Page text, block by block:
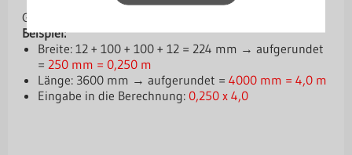
Gesamtlänge auf volle Meter aufrunden.
Beispiel:
Breite: 12 + 100 + 100 + 12 = 224 mm → aufgerundet
= 250 mm = 0,250 m
Länge: 3600 mm → aufgerundet = 4000 mm = 4,0 m
Eingabe in die Berechnung: 0,250 x 4,0